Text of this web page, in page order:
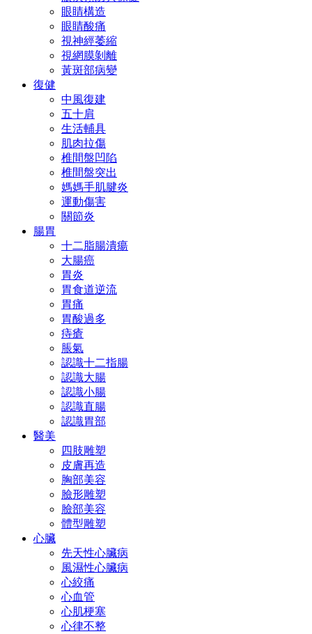
眼睛構造
眼睛酸痛
視神經萎縮
視網膜剝離
黃斑部病變
復健
中風復建
五十肩
生活輔具
肌肉拉傷
椎間盤凹陷
椎間盤突出
媽媽手肌腱炎
運動傷害
關節炎
腸胃
十二脂腸潰瘍
大腸癌
胃炎
胃食道逆流
胃痛
胃酸過多
痔瘡
脹氣
認識十二指腸
認識大腸
認識小腸
認識直腸
認識胃部
醫美
四肢雕塑
皮膚再造
胸部美容
臉形雕塑
臉部美容
體型雕塑
心臟
先天性心臟病
風濕性心臟病
心絞痛
心血管
心肌梗塞
心律不整